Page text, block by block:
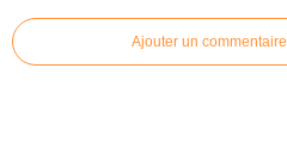
Ajouter un commentaire